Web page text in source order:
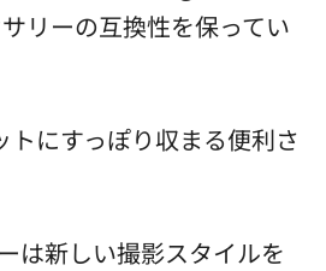
リーの互換性を保ってい
トにすっぽり収まる便利さ
は新しい撮影スタイルを